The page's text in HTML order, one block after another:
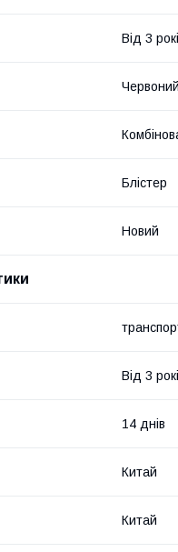
Від 3
Червоний
Блістер
Новий
Від 3
14 днів
Китай
Китай